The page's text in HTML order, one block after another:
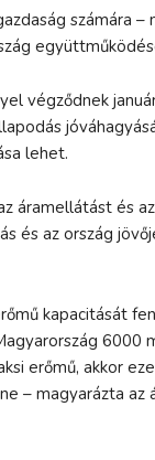
számára
végződnek
lehet.
áramellátást és
és az ország
kapacitását
erőmű, akkor
– magyarázta az